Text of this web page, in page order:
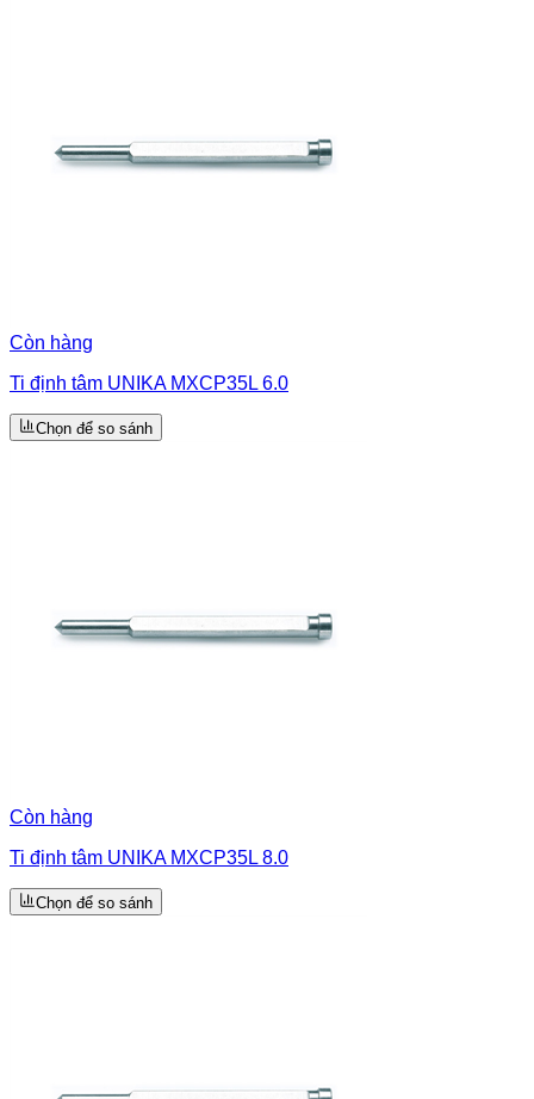
Còn hàng
Ti định tâm UNIKA MXCP35L 6.0
Chọn để so sánh
Còn hàng
Ti định tâm UNIKA MXCP35L 8.0
Chọn để so sánh